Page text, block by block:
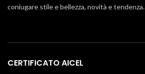
coniugare stile e bellezza, novità e tendenza.
CERTIFICATO AICEL